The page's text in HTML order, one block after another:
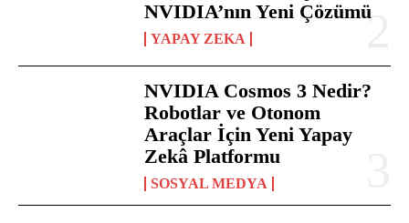
NVIDIA’nın Yeni Çözümü
YAPAY ZEKA
NVIDIA Cosmos 3 Nedir?
Robotlar ve Otonom
Araçlar İçin Yeni Yapay
Zekâ Platformu
SOSYAL MEDYA